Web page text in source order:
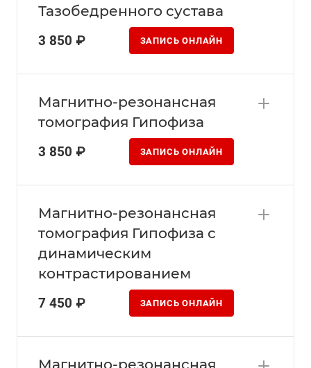
Тазобедренного сустава
3 850 ₽ ЗАПИСЬ ОНЛАЙН
Магнитно-резонансная
томография Гипофиза
3 850 ₽ ЗАПИСЬ ОНЛАЙН
Магнитно-резонансная
томография Гипофиза с
динамическим
контрастированием
7 450 ₽ ЗАПИСЬ ОНЛАЙН
Магнитно-резонансная